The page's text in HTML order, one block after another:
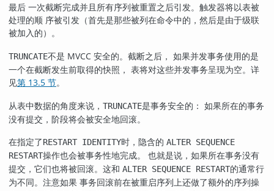
最后 一次截断完成并且所有序列被重置之后引发。触发器将以表被
处理的顺 序被引发（首先是那些被列在命令中的，然后是由于级联
被加入的）。
TRUNCATE不是 MVCC 安全的。截断之后， 如果并发事务使用的是
一个在截断发生前取得的快照， 表将对这些并发事务呈现为空。详
见第 13.5 节。
从表中数据的角度来说， TRUNCATE是事务安全的： 如果所在的事务
没有提交，阶段将会被安全地回滚。
在指定了RESTART IDENTITY时，隐含的 ALTER SEQUENCE
RESTART操作也会被事务性地完成。 也就是说，如果所在事务没有
提交，它们也将被回滚。这和 ALTER SEQUENCE RESTART的通常行
为不同。注意如果 事务回滚前在被重启序列上还做了额外的序列操